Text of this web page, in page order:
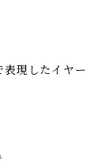
現したイヤー